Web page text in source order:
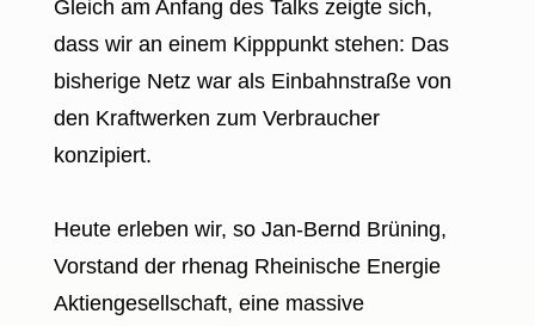
Gleich am Anfang des Talks zeigte sich,
dass wir an einem Kipppunkt stehen: Das
bisherige Netz war als Einbahnstraße von
den Kraftwerken zum Verbraucher
konzipiert.
Heute erleben wir, so Jan-Bernd Brüning,
Vorstand der rhenag Rheinische Energie
Aktiengesellschaft, eine massive